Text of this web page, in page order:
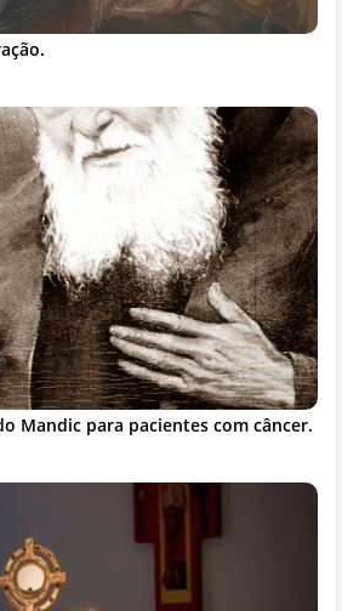
Mandic para pacientes com câncer.